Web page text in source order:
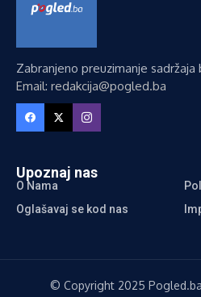
Zabranjeno preuzimanje
Email: redakcija@pogled.ba
Upoznaj nas
O Nama
Oglašavaj se kod nas
© Copyright 2025